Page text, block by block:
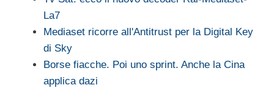
La7
Mediaset ricorre all'Antitrust per la Digital Key
di Sky
Borse fiacche. Poi uno sprint. Anche la Cina
applica dazi